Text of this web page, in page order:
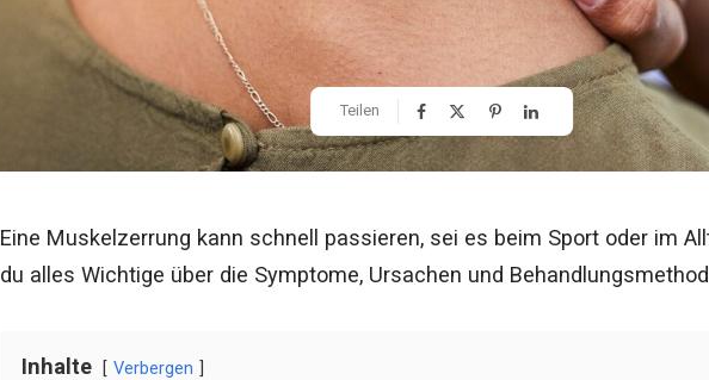
Teilen
Eine Muskelzerrung kann schnell passieren, sei es beim Sport oder im
du alles Wichtige über die Symptome, Ursachen und
Inhalte Verbergen